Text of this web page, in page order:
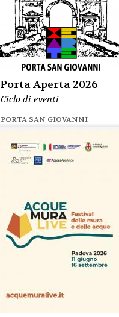
Porta Aperta 2026
Ciclo di eventi
PORTA SAN GIOVANNI